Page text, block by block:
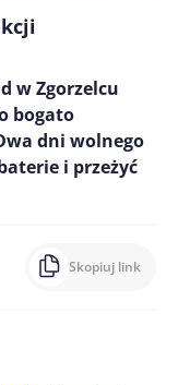
w Zgorzelcu
bogato
dni wolnego
i przeżyć
Skopiuj link